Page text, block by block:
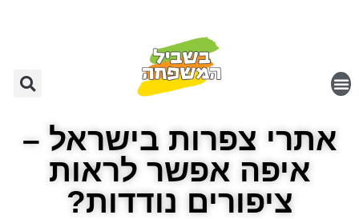
אתרי צפרות בישראל –
איפה אפשר לראות
ציפורים נודדות?